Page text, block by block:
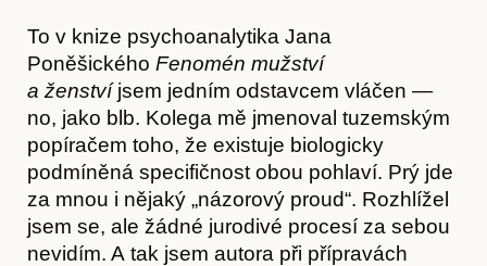
To v knize psychoanalytika Jana
Poněšického Fenomén mužství
a ženstvíjsem jedním odstavcem vláčen —
no, jako blb. Kolega mě jmenoval tuzemským
popíračem toho, že existuje biologicky
podmíněná specifičnost obou pohlaví. Prý jde
za mnou i nějaký „názorový proud“. Rozhlížel
jsem se, ale žádné jurodivé procesí za sebou
nevidím. A tak jsem autora při přípravách